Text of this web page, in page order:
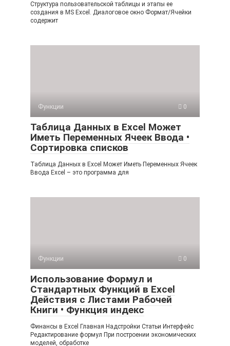
Структура пользовательской таблицы и этапы ее
создания в MS Excel. Диалоговое окно Формат/Ячейки
содержит
Функции 0
Таблица Данных в Excel Может
Иметь Переменных Ячеек Ввода •
Сортировка списков
Таблица Данных в Excel Может Иметь Переменных Ячеек
Ввода Excel – это программа для
Функции 0
Использование Формул и
Стандартных Функций в Excel
Действия с Листами Рабочей
Книги • Функция индекс
Финансы в Excel Главная Надстройки Статьи Интерфейс
Редактирование формул При построении экономических
моделей, обработке